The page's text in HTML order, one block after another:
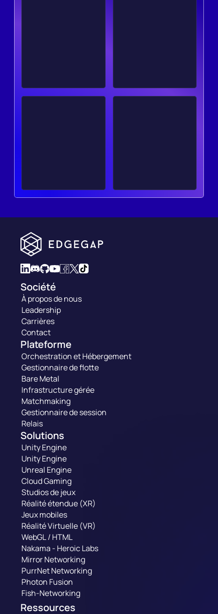
Société
À propos de nous
Leadership
Carrières
Contact
Plateforme
Orchestration et Hébergement
Gestionnaire de flotte
Bare Metal
Infrastructure gérée
Matchmaking
Gestionnaire de session
Relais
Solutions
Unity Engine
Unity Engine
Unreal Engine
Cloud Gaming
Studios de jeux
Réalité étendue (XR)
Jeux mobiles
Réalité Virtuelle (VR)
WebGL / HTML
Nakama - Heroic Labs
Mirror Networking
PurrNet Networking
Photon Fusion
Fish-Networking
Ressources